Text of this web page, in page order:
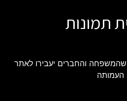
תמונות
שהמשפחה והחברים יעבירו לאתר
העמותה